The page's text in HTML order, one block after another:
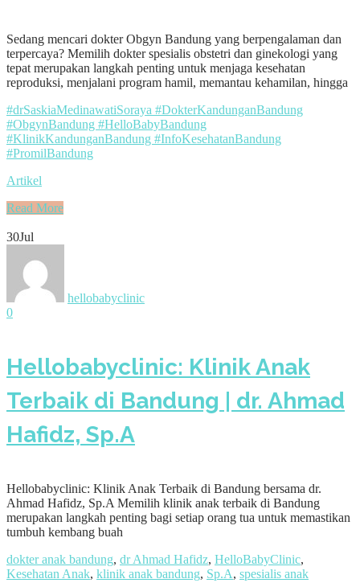
Sedang mencari dokter Obgyn Bandung yang berpengalaman dan
terpercaya? Memilih dokter spesialis obstetri dan ginekologi yang
tepat merupakan langkah penting untuk menjaga kesehatan
reproduksi, menjalani program hamil, memantau kehamilan, hingga
#drSaskiaMedinawatiSoraya #DokterKandunganBandung
#ObgynBandung #HelloBabyBandung
#KlinikKandunganBandung #InfoKesehatanBandung
#PromilBandung
Artikel
Read More
30Jul
hellobabyclinic
0
Hellobabyclinic: Klinik Anak
Terbaik di Bandung | dr. Ahmad
Hafidz, Sp.A
Hellobabyclinic: Klinik Anak Terbaik di Bandung bersama dr.
Ahmad Hafidz, Sp.A Memilih klinik anak terbaik di Bandung
merupakan langkah penting bagi setiap orang tua untuk memastikan
tumbuh kembang buah
dokter anak bandung, dr Ahmad Hafidz, HelloBabyClinic,
Kesehatan Anak, klinik anak bandung, Sp.A, spesialis anak